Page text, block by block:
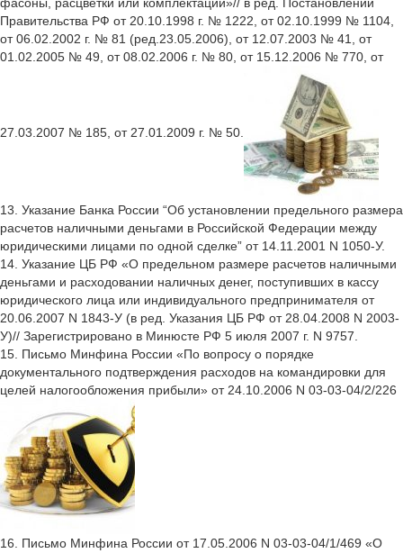
Правительства РФ от 20.10.1998 г. № 1222, от 02.10.1999 № 1104,
от 06.02.2002 г. № 81 (ред.23.05.2006), от 12.07.2003 № 41, от
01.02.2005 № 49, от 08.02.2006 г. № 80, от 15.12.2006 № 770, от
27.03.2007 № 185, от 27.01.2009 г. № 50.
13. Указание Банка России “Об установлении предельного размера
расчетов наличными деньгами в Российской Федерации между
юридическими лицами по одной сделке” от 14.11.2001 N 1050-У.
14. Указание ЦБ РФ «О предельном размере расчетов наличными
деньгами и расходовании наличных денег, поступивших в кассу
юридического лица или индивидуального предпринимателя от
20.06.2007 N 1843-У (в ред. Указания ЦБ РФ от 28.04.2008 N 2003-
У)// Зарегистрировано в Минюсте РФ 5 июля 2007 г. N 9757.
15. Письмо Минфина России «По вопросу о порядке
документального подтверждения расходов на командировки для
целей налогообложения прибыли» от 24.10.2006 N 03-03-04/2/226
16. Письмо Минфина России от 17.05.2006 N 03-03-04/1/469 «О